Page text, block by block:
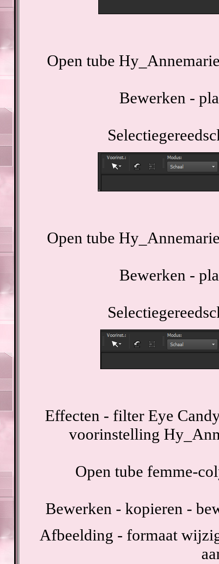
Open tube
Bewerken -
Open tube
Bewerken -
Effecten - filter Eye
voorinstelling
Open tube femme-
Bewerken - kopieren -
Afbeelding - formaat